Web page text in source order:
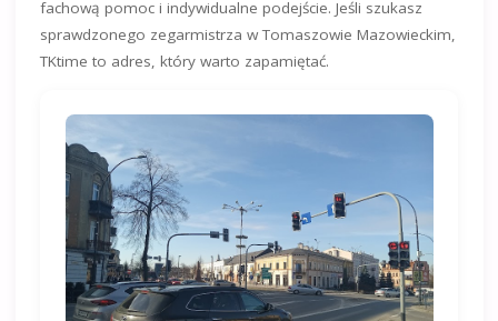
fachową pomoc i indywidualne podejście. Jeśli szukasz
sprawdzonego zegarmistrza w Tomaszowie Mazowieckim,
TKtime to adres, który warto zapamiętać.